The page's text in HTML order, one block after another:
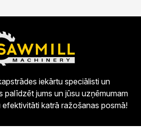
iekārtu speciālisti un
palīdzēt jums un jūsu uzņēmumam
efektivitāti katrā ražošanas posmā!